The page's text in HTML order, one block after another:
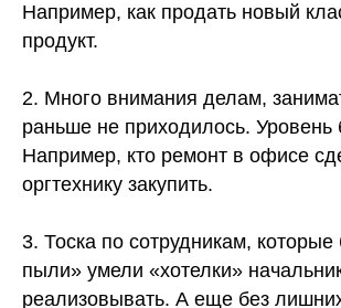
Например, как продать новый
продукт.
2. Много внимания делам,
раньше не приходилось. Уровень
Например, кто ремонт в офисе
оргтехнику закупить.
3. Тоска по сотрудникам,
пыли» умели «хотелки»
реализовывать. А еще без